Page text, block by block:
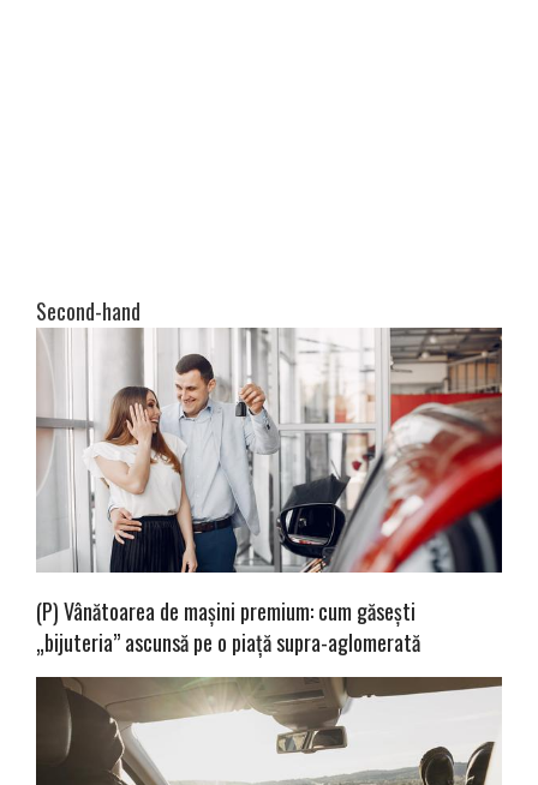
Second-hand
(P) Vânătoarea de mașini premium: cum găsești
„bijuteria” ascunsă pe o piață supra-aglomerată